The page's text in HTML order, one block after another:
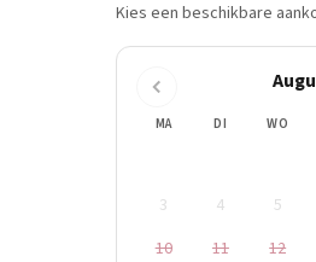
Kies een beschikbare
MA DI WO
3
4 5
10
11 12